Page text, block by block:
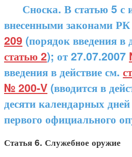
Сноска. В статью 5 с
внесенными законами
209 (порядок введения в
статью 2); от 27.07.2007
введения в действие см.
№ 200-V (вводится в
десяти календарных дней
первого официального
Статья 6. Служебное оружие